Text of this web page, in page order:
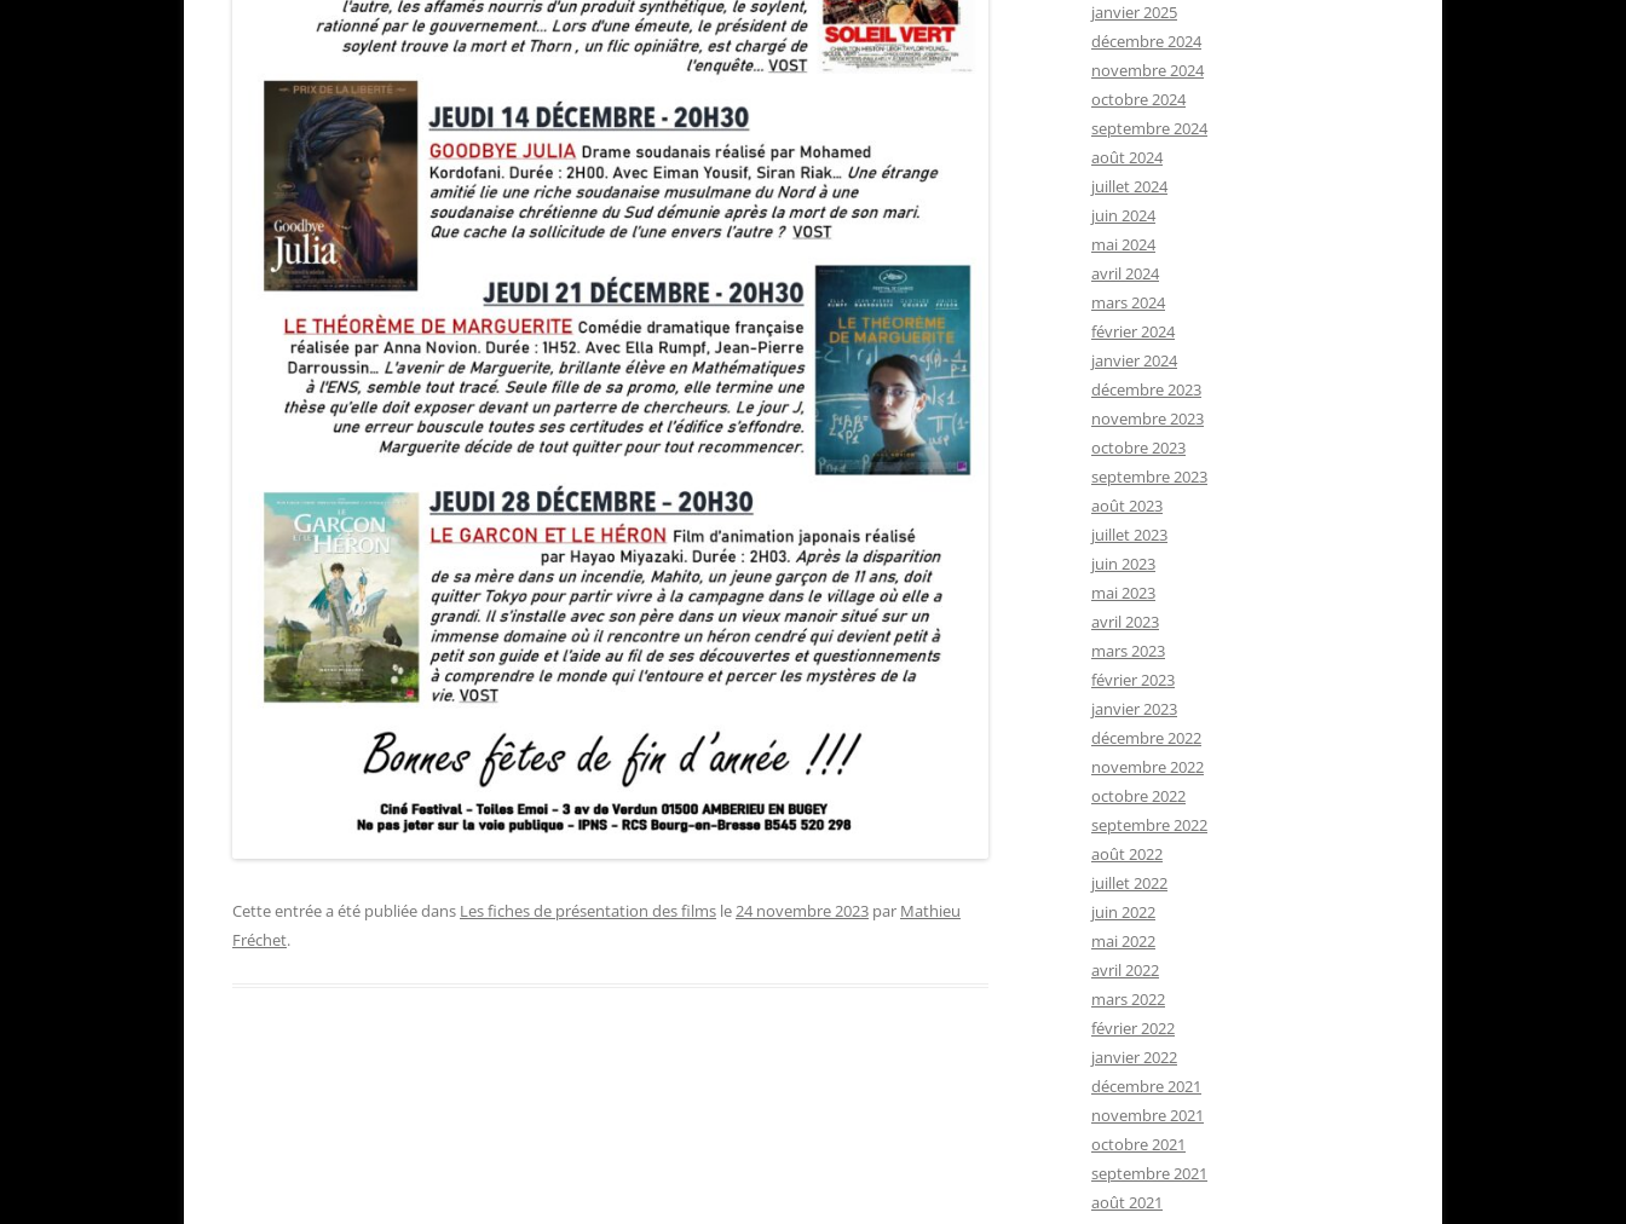
Cette entrée a été publiée dans Les fiches de présentation des films le24 novembre 2023 par Mathieu
Fréchet.
janvier 2025
décembre 2024
novembre 2024
octobre 2024
septembre 2024
août 2024
juillet 2024
juin 2024
mai 2024
avril 2024
mars 2024
février 2024
janvier 2024
décembre 2023
novembre 2023
octobre 2023
septembre 2023
août 2023
juillet 2023
juin 2023
mai 2023
avril 2023
mars 2023
février 2023
janvier 2023
décembre 2022
novembre 2022
octobre 2022
septembre 2022
août 2022
juillet 2022
juin 2022
mai 2022
avril 2022
mars 2022
février 2022
janvier 2022
décembre 2021
novembre 2021
octobre 2021
septembre 2021
août 2021